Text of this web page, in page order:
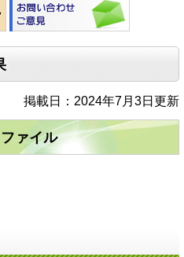
掲載日：2024年7月3日更新
ァイル